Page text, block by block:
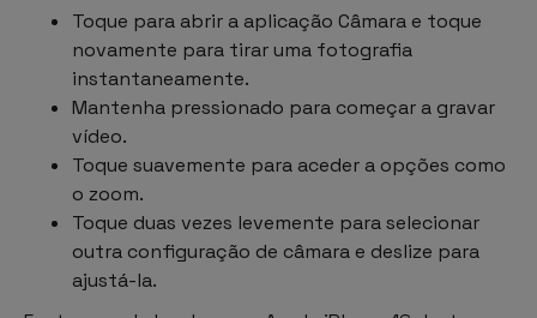
Toque para abrir a aplicação Câmara e toque
novamente para tirar uma fotografia
instantaneamente.
Mantenha pressionado para começar a gravar
vídeo.
Toque suavemente para aceder a opções como
o zoom.
Toque duas vezes levemente para selecionar
outra configuração de câmara e deslize para
ajustá-la.